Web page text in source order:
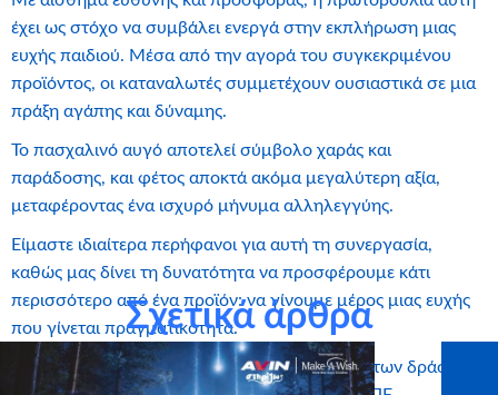
έχει ως στόχο να συμβάλει ενεργά στην εκπλήρωση μιας
ευχής παιδιού. Μέσα από την αγορά του συγκεκριμένου
προϊόντος, οι καταναλωτές συμμετέχουν ουσιαστικά σε μια
πράξη αγάπης και δύναμης.
Το πασχαλινό αυγό αποτελεί σύμβολο χαράς και
παράδοσης, και φέτος αποκτά ακόμα μεγαλύτερη αξία,
μεταφέροντας ένα ισχυρό μήνυμα αλληλεγγύης.
Είμαστε ιδιαίτερα περήφανοι για αυτή τη συνεργασία,
καθώς μας δίνει τη δυνατότητα να προσφέρουμε κάτι
περισσότερο από ένα προϊόν: να γίνουμε μέρος μιας ευχής
που γίνεται πραγματικότητα.
Η πρωτοβουλία αυτή εντάσσεται στο πλαίσιο των δράσεων
Σχετικά άρθρα